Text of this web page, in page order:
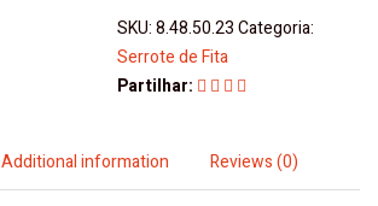
Fita
F784
XL
SKU:8.48.50.23 Categoria:
Serrote de Fita
Partilhar:
Additional information Reviews (0)